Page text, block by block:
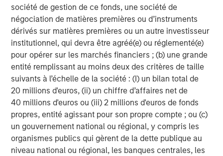
société de gestion de ce fonds, une société de
négociation de matières premières ou d’instruments
dérivés sur matières premières ou un autre investisseur
institutionnel, qui devra être agréé(e) ou réglementé(e)
pour opérer sur les marchés financiers ; (b) une grande
entité remplissant au moins deux des critères de taille
suivants à l’échelle de la société : (I) un bilan total de
20 millions d'euros, (ii) un chiffre d’affaires net de
40 millions d'euros ou (iii) 2 millions d'euros de fonds
propres, entité agissant pour son propre compte ; ou (c)
un gouvernement national ou régional, y compris les
organismes publics qui gèrent de la dette publique au
niveau national ou régional, les banques centrales, les
1) Strong earnings revisions.6
2) Top stock price momentum.7
3) High share buybacks.8
Intuitively, this makes sense. I’ve believed this for
years, but it’s nice to see the actual data!
1) If analysts raise their projections for future
earnings, and if stock prices reflect the present
value of these expectations, then stock prices
should adjust in response.